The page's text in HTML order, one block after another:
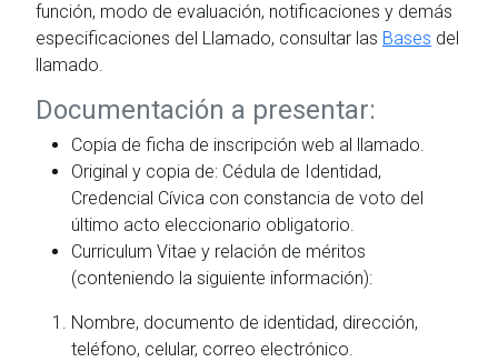
función, modo de evaluación, notificaciones y demás
especificaciones del Llamado, consultar las Bases del
llamado.
Documentación a presentar:
Copia de ficha de inscripción web al llamado.
Original y copia de: Cédula de Identidad,
Credencial Cívica con constancia de voto del
último acto eleccionario obligatorio.
Curriculum Vitae y relación de méritos
(conteniendo la siguiente información):
Nombre, documento de identidad, dirección,
teléfono, celular, correo electrónico.